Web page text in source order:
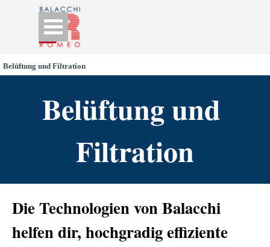
Go to content
Skip menu
Belüftung und Filtration
Belüftung und
Filtration
Die Technologien von Balacchi
helfen dir, hochgradig effiziente